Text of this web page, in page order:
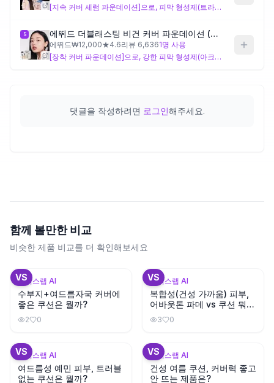
[지속 커버 세럼 파운데이션]으로, 피막 형성제(트라이메틸실록시실리케이트)와 복수의 유연제 성분이 더해져 커버감과 지속력을 함께 설계한 제품이에요. 글리세린, 나이아신아마이드, 하이드로제네이티드폴리아이소부텐이 포함되어 건성 피부에 어느 정도 편안한 착용감을 의도하고 있어요. 실리콘 성분이 전반적으로 풍부해 피부 질감 변화에 민감한 경우 소량 테스트 후 반응을 확인하는 것이 좋아요.
5 에뛰드 더블래스팅 비건 커버 파운데이션 (브러쉬 기획/단품)
에뛰드₩12,000★4.6리뷰 6,6361명 사용
[장착 커버 파운데이션]으로, 강한 피막 형성제(아크릴레이트 코폴리머)와 실리콘 성분 조합으로 높은 지속력과 커버력을 주요 설계 목적으로 하는 제품이에요. 화학 자외선 차단제(호모살레이트)가 포함되어 있고 보습 성분 구성이 두드러지지 않아, 민감성+건성 피부 파운데이션 입문자는 충분한 스킨케어 레이어링과 패치 테스트가 필요해요. 비건 포뮬라를 원하는 분이라면 검토 대상으로 고려할 수 있어요.
댓글을 작성하려면 로그인해주세요.
함께 볼만한 비교
비슷한 제품 비교를 더 확인해보세요
VS
뷰틱스랩 AI
수부지+여드름자국 커버에
좋은 쿠션은 뭘까?
2 0
VS
뷰틱스랩 AI
복합성(건성 가까움) 피부,
어바웃톤 파데 vs 쿠션 뭐가
나을까?
3 0
VS
뷰틱스랩 AI
여드름성 예민 피부, 트러블
없는 쿠션은 뭘까?
VS
뷰틱스랩 AI
건성 여름 쿠션, 커버력 좋고
안 뜨는 제품은?